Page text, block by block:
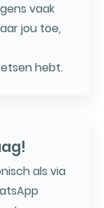
vaak
jou toe,
hebt.
als via